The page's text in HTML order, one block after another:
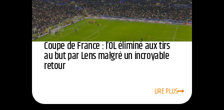
Coupe de France : l’OL éliminé aux tirs
au but par Lens malgré un incroyable
retour
LIRE PLUS